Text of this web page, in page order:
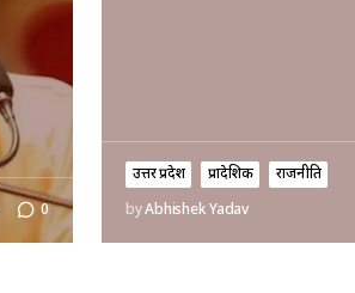
0
उत्तर प्रदेश प्रादेशिक
राजनीति
byAbhishek Yadav